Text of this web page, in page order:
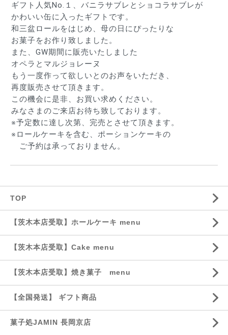
ギフト人気No.１、バニラサブレとショコラサブレが
かわいい缶に入ったギフトです。
和三盆ロールをはじめ、母の日にぴったりな
お菓子をお作り致しました。
また、GW期間に販売いたしました
オペラとマルジョレーヌ
もう一度作って欲しいとのお声をいただき、
再度販売させて頂きます。
この機会に是非、お買い求めください。
みなさまのご来店お待ち致しております。
※予定数に達し次第、完売とさせて頂きます。
※ロールケーキを含む、ポーションケーキの
ご予約は承っておりません。
TOP
【茨木本店受取】ホールケーキ menu
【茨木本店受取】Cake menu
【茨木本店受取】焼き菓子 menu
【全国発送】 ギフト商品
菓子処JAMIN 長岡京店